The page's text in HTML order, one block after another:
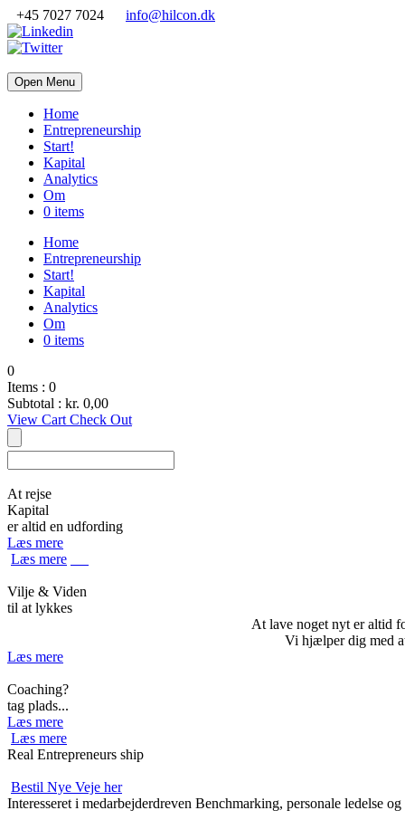
+45 7027 7024 info@hilcon.dk
Open Menu
Home
Entrepreneurship
Start!
Kapital
Analytics
Om
0 items
Home
Entrepreneurship
Start!
Kapital
Analytics
Om
0 items
0
Items : 0
Subtotal : kr. 0,00
View Cart Check Out
At rejse
Kapital
er altid en udfording
Læs mere
Læs mere
Vilje & Viden
til at lykkes
At lave noget nyt er altid
Vi hjælper dig med
Læs mere
Coaching?
tag plads...
Læs mere
Læs mere
Real Entrepreneurs ship
Bestil Nye Veje her
Interesseret i medarbejderdreven Benchmarking, personale ledelse